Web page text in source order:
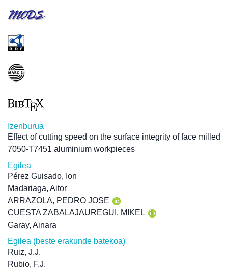
Izenburua
Effect of cutting speed on the surface integrity of face milled
7050-T7451 aluminium workpieces
Egilea
Pérez Guisado, Ion
Madariaga, Aitor
ARRAZOLA, PEDRO JOSE
CUESTA ZABALAJAUREGUI, MIKEL
Garay, Ainara
Egilea (beste erakunde batekoa)
Ruiz, J.J.
Rubio, F.J.